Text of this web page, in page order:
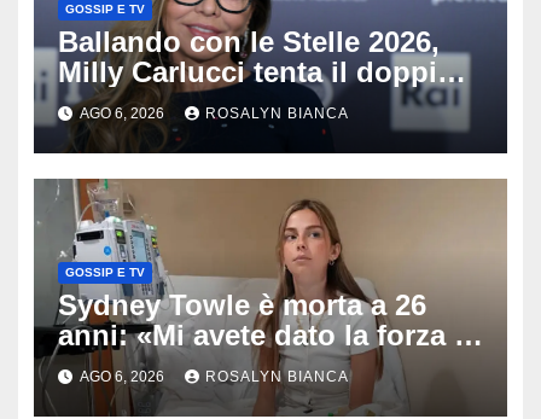
GOSSIP E TV
Ballando con le Stelle 2026,
Milly Carlucci tenta il doppio
colpo: tra i papabili Ornella
Muti e Monica Guerritore
AGO 6, 2026 ROSALYN BIANCA
GOSSIP E TV
Sydney Towle è morta a 26
anni: «Mi avete dato la forza di
andare avanti», l’ultimo
messaggio dell’influencer
AGO 6, 2026 ROSALYN BIANCA